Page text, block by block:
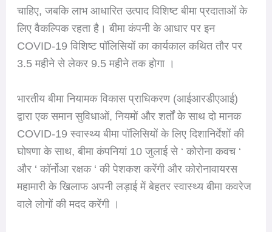
चाहिए, जबकि लाभ आधारित उत्पाद विशिष्ट बीमा प्रदाताओं के
लिए वैकल्पिक रहता है। बीमा कंपनी के आधार पर इन
COVID-19 विशिष्ट पॉलिसियों का कार्यकाल कथित तौर पर
3.5 महीने से लेकर 9.5 महीने तक होगा ।
भारतीय बीमा नियामक विकास प्राधिकरण (आईआरडीएआई)
द्वारा एक समान सुविधाओं, नियमों और शर्तों के साथ दो मानक
COVID-19 स्वास्थ्य बीमा पॉलिसियों के लिए दिशानिर्देशों की
घोषणा के साथ, बीमा कंपनियां 10 जुलाई से ‘ कोरोना कवच ‘
और ‘ कॉर्नोआ रक्षक ‘ की पेशकश करेंगी और कोरोनावायरस
महामारी के खिलाफ अपनी लड़ाई में बेहतर स्वास्थ्य बीमा कवरेज
वाले लोगों की मदद करेंगी ।